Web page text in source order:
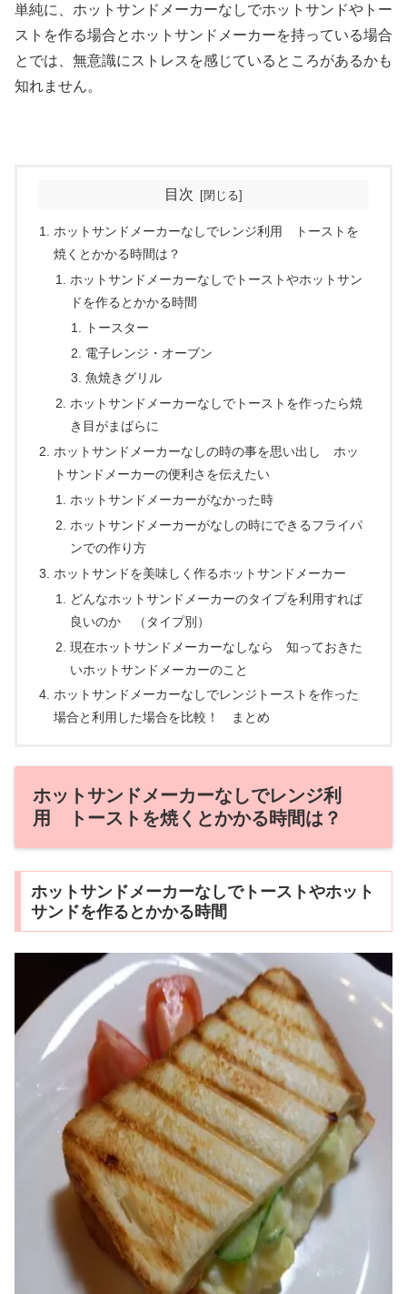
単純に、ホットサンドメーカーなしでホットサンドやトー
ストを作る場合とホットサンドメーカーを持っている場合
とでは、無意識にストレスを感じているところがあるかも
知れません。
目次
ホットサンドメーカーなしでレンジ利用 トーストを
焼くとかかる時間は？
ホットサンドメーカーなしでトーストやホットサン
ドを作るとかかる時間
トースター
電子レンジ・オーブン
魚焼きグリル
ホットサンドメーカーなしでトーストを作ったら焼
き目がまばらに
ホットサンドメーカーなしの時の事を思い出し ホッ
トサンドメーカーの便利さを伝えたい
ホットサンドメーカーがなかった時
ホットサンドメーカーがなしの時にできるフライパ
ンでの作り方
ホットサンドを美味しく作るホットサンドメーカー
どんなホットサンドメーカーのタイプを利用すれば
良いのか （タイプ別）
現在ホットサンドメーカーなしなら 知っておきた
いホットサンドメーカーのこと
ホットサンドメーカーなしでレンジトーストを作った
場合と利用した場合を比較！ まとめ
ホットサンドメーカーなしでレンジ利
用 トーストを焼くとかかる時間は？
ホットサンドメーカーなしでトーストやホット
サンドを作るとかかる時間